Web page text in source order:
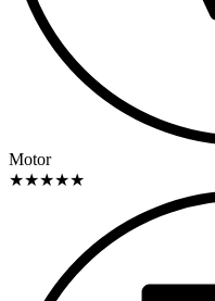
Motor
★★★★★